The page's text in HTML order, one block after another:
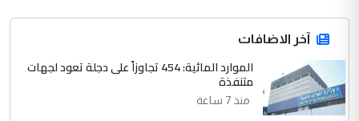
المشترك لا تستهدف أية دولة ومفتوحة لانضمام
الدول الشقيقة
4 يوسف غزوان عصمت
التعليق : بكالوريوس فيزياء طبية متزوج و
آخر الاضافات
الموارد المائية: 454 تجاوزاً على دجلة تعود لجهات
متنفذة
منذ 7 ساعة